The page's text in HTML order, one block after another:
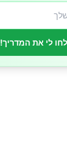
לי את המדריך!